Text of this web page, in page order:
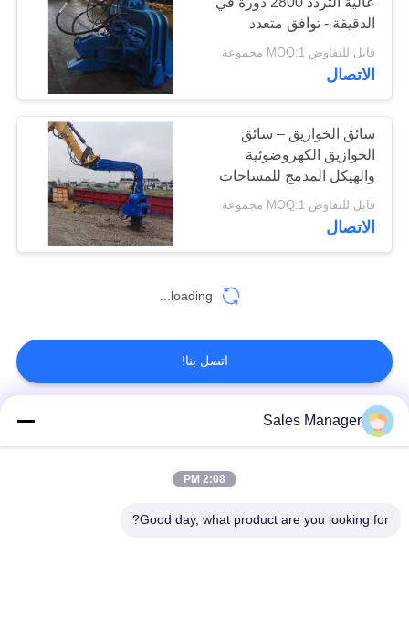
الدقيقة - توافق متعدد
الركائز وقوة عالية
قابل للتفاوض MOQ:1 مجموعة
الاتصال
سائق الخوازيق – سائق
الخوازيق الكهروضوئية
والهيكل المدمج للمساحات
الضيقة لمزارع الطاقة
الشمسية
قابل للتفاوض MOQ:1 مجموعة
الاتصال
loading...
اتصل بنا!
فئات شعبية
سائق
سائق
Sales Manager
2:08 PM
Good day, what product are you looking for?